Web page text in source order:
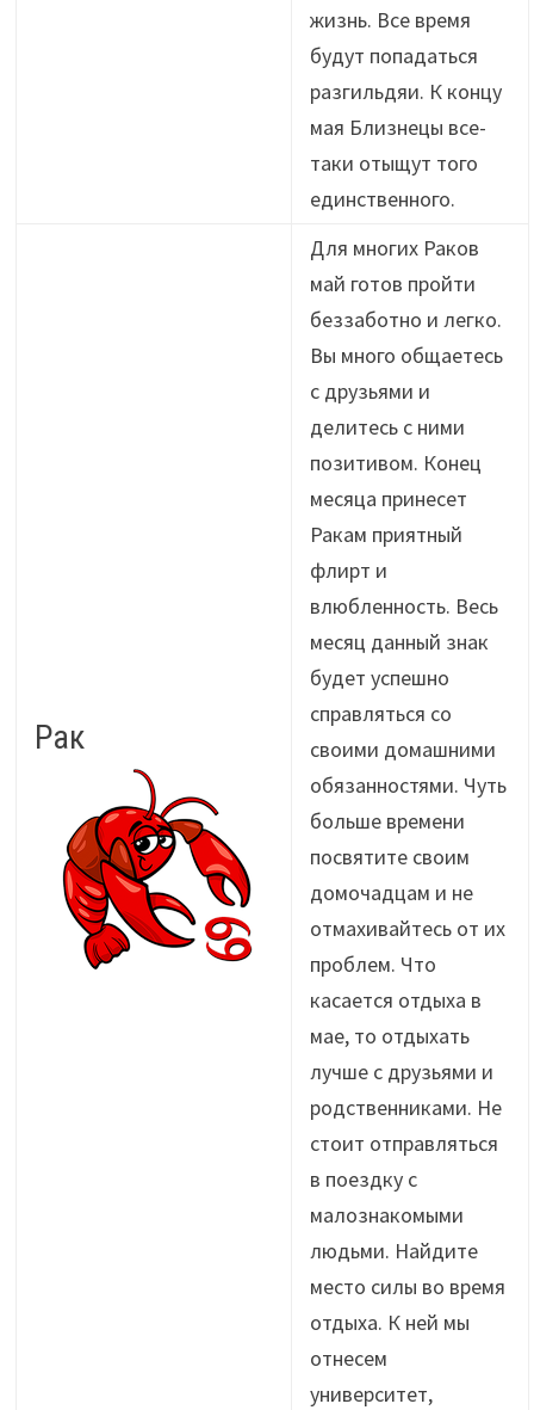
жизнь. Все время
будут попадаться
разгильдяи. К концу
мая Близнецы все-
таки отыщут того
единственного.
Рак
Для многих Раков
май готов пройти
беззаботно и легко.
Вы много общаетесь
с друзьями и
делитесь с ними
позитивом. Конец
месяца принесет
Ракам приятный
флирт и
влюбленность. Весь
месяц данный знак
будет успешно
справляться со
своими домашними
обязанностями. Чуть
больше времени
посвятите своим
домочадцам и не
отмахивайтесь от их
проблем. Что
касается отдыха в
мае, то отдыхать
лучше с друзьями и
родственниками. Не
стоит отправляться
в поездку с
малознакомыми
людьми. Найдите
место силы во время
отдыха. К ней мы
отнесем
университет,